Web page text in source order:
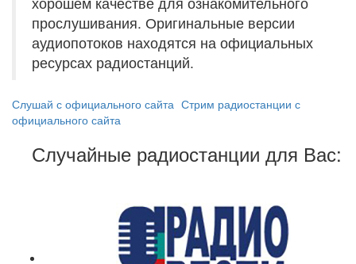
прослушивания. Оригинальные версии
аудиопотоков находятся на официальных
ресурсах радиостанций.
Слушай с официального сайта Стрим радиостанции с
официального сайта
Случайные радиостанции для Вас: